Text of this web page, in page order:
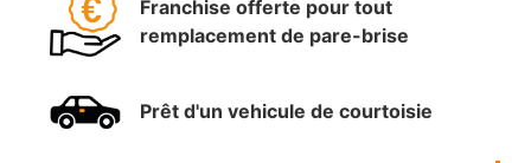
Franchise offerte pour tout
remplacement de pare-brise
Prêt d'un vehicule de courtoisie